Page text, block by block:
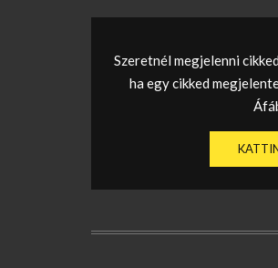
Szeretnél megjelenni
ha egy cikked